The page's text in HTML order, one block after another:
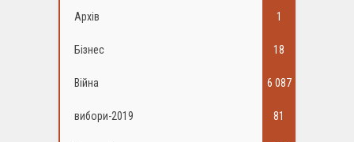
Архів 1
Бізнес 18
Війна 6 087
вибори-2019 81